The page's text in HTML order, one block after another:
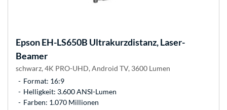
EpsonEH-LS650B Ultrakurzdistanz, Laser-
Beamer
schwarz, 4K PRO-UHD, Android TV, 3600 Lumen
Format: 16:9
Helligkeit: 3.600 ANSI-Lumen
Farben: 1.070 Millionen